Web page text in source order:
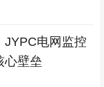
JYPC电网监控
心壁垒